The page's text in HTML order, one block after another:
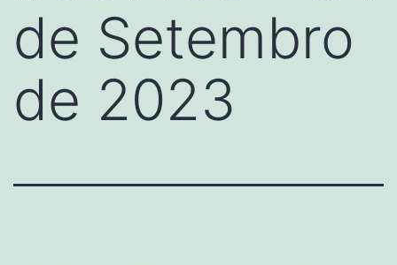
de Setembro
de 2023